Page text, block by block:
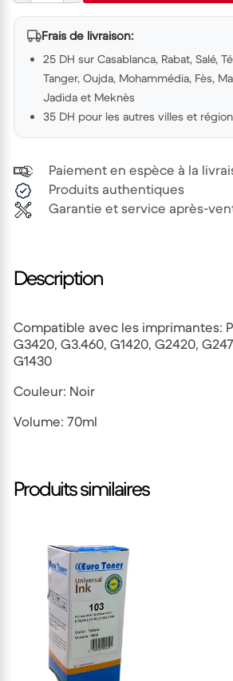
Frais de livraison:
25 DH sur Casablanca, Rabat, Salé,
Tanger, Oujda, Mohammédia, Fès,
Jadida et Meknès
35 DH pour les autres villes et
Paiement en espèce à la
Produits authentiques
Garantie et service après-
Description
Compatible avec les imprimantes:
G3420, G3.460, G1420, G2420,
G1430
Couleur: Noir
Volume: 70ml
Produits similaires